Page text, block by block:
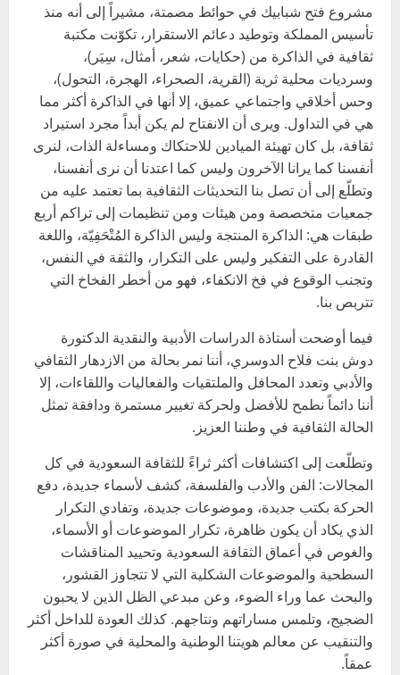
مشروع فتح شبابيك في حوائط مصمتة، مشيراً إلى أنه منذ
تأسيس المملكة وتوطيد دعائم الاستقرار، تكوّنت مكتبة
ثقافية في الذاكرة من (حكايات، شعر، أمثال، سِيَر)،
وسرديات محلية ثرية (القرية، الصحراء، الهجرة، التحول)،
وحس أخلاقي واجتماعي عميق، إلا أنها في الذاكرة أكثر مما
هي في التداول. ويرى أن الانفتاح لم يكن أبداً مجرد استيراد
ثقافة، بل كان تهيئة الميادين للاحتكاك ومساءلة الذات، لنرى
أنفسنا كما يرانا الآخرون وليس كما اعتدنا أن نرى أنفسنا،
وتطلّع إلى أن تصل بنا التحديثات الثقافية بما تعتمد عليه من
جمعيات متخصصة ومن هيئات ومن تنظيمات إلى تراكم أربع
طبقات هي: الذاكرة المنتجة وليس الذاكرة المُتْحَفِيّة، واللغة
القادرة على التفكير وليس على التكرار، والثقة في النفس،
وتجنب الوقوع في فخ الانكفاء، فهو من أخطر الفخاخ التي
تتربص بنا.
فيما أوضحت أستاذة الدراسات الأدبية والنقدية الدكتورة
دوش بنت فلاح الدوسري، أننا نمر بحالة من الازدهار الثقافي
والأدبي وتعدد المحافل والملتقيات والفعاليات واللقاءات، إلا
أننا دائماً نطمح للأفضل ولحركة تغيير مستمرة ودافقة تمثل
الحالة الثقافية في وطننا العزيز.
وتطلّعت إلى اكتشافات أكثر ثراءً للثقافة السعودية في كل
المجالات: الفن والأدب والفلسفة، كشف لأسماء جديدة، دفع
الحركة بكتب جديدة، وموضوعات جديدة، وتفادي التكرار
الذي يكاد أن يكون ظاهرة، تكرار الموضوعات أو الأسماء،
والغوص في أعماق الثقافة السعودية وتحييد المناقشات
السطحية والموضوعات الشكلية التي لا تتجاوز القشور،
والبحث عما وراء الضوء، وعن مبدعي الظل الذين لا يحبون
الضجيج، وتلمس مساراتهم ونتاجهم. كذلك العودة للداخل أكثر
والتنقيب عن معالم هويتنا الوطنية والمحلية في صورة أكثر
عمقاً.